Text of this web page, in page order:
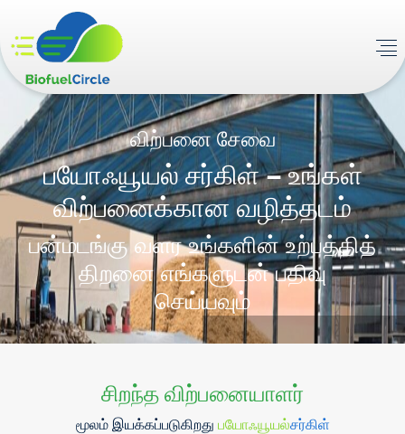
விற்பனை சேவை
பயோஃயூயல் சர்கிள் –உங்கள்
விற்பனைக்கான வழித்தடம்
பன்மடங்கு வளர உங்களின் உற்பத்தித்
திறனை எங்களுடன் பதிவு
செய்யவும்
சிறந்த விற்பனையாளர்
மூலம் இயக்கப்படுகிறது பயோஃயூயல்சர்கிள்